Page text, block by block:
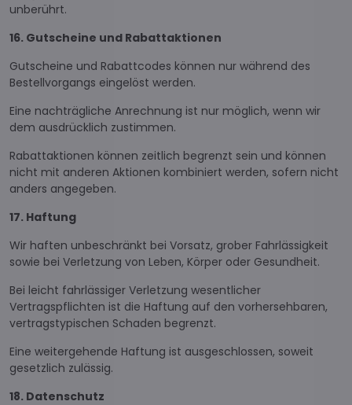
unberührt.
16. Gutscheine und Rabattaktionen
Gutscheine und Rabattcodes können nur während des
Bestellvorgangs eingelöst werden.
Eine nachträgliche Anrechnung ist nur möglich, wenn wir
dem ausdrücklich zustimmen.
Rabattaktionen können zeitlich begrenzt sein und können
nicht mit anderen Aktionen kombiniert werden, sofern nicht
anders angegeben.
17. Haftung
Wir haften unbeschränkt bei Vorsatz, grober Fahrlässigkeit
sowie bei Verletzung von Leben, Körper oder Gesundheit.
Bei leicht fahrlässiger Verletzung wesentlicher
Vertragspflichten ist die Haftung auf den vorhersehbaren,
vertragstypischen Schaden begrenzt.
Eine weitergehende Haftung ist ausgeschlossen, soweit
gesetzlich zulässig.
18. Datenschutz